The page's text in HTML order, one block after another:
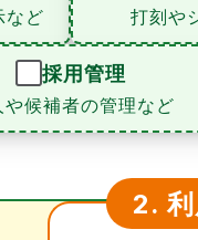
など 打刻や
採用管理
候補者の管理など
2.